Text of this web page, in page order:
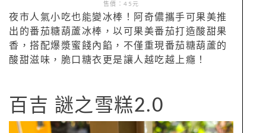
售價：45元
夜市人氣小吃也能變冰棒！阿奇儂攜手可果美推
出的番茄糖葫蘆冰棒，以可果美番茄打造酸甜果
香，搭配爆漿蜜餞內餡，不僅重現番茄糖葫蘆的
酸甜滋味，脆口糖衣更是讓人越吃越上癮！
百吉 謎之雪糕2.0